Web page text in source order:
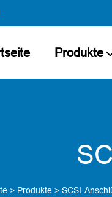
Produkte
> Produkte> SCSI-